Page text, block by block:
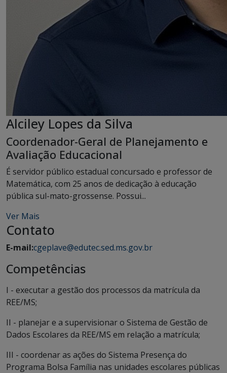
Alciley Lopes da Silva
Coordenador-Geral de Planejamento e
Avaliação Educacional
É servidor público estadual concursado e professor de
Matemática, com 25 anos de dedicação à educação
pública sul-mato-grossense. Possui...
Ver Mais
Contato
E-mail:cgeplave@edutec.sed.ms.gov.br
Competências
I - executar a gestão dos processos da matrícula da
REE/MS;
II - planejar e a supervisionar o Sistema de Gestão de
Dados Escolares da REE/MS em relação a matrícula;
III - coordenar as ações do Sistema Presença do
Programa Bolsa Família nas unidades escolares públicas